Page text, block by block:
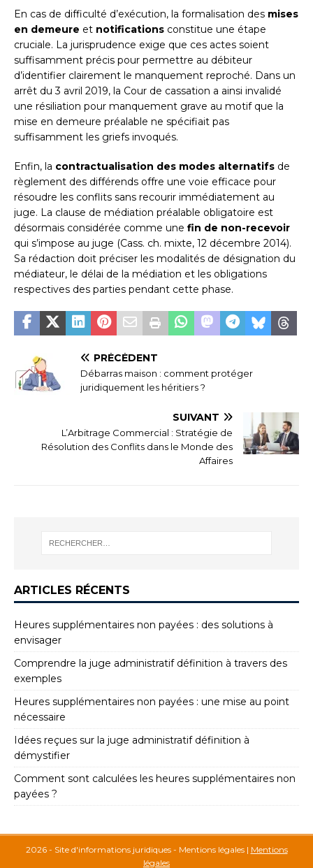
En cas de difficulté d’exécution, la formalisation des mises
en demeure et notifications constitue une étape
cruciale. La jurisprudence exige que ces actes soient
suffisamment précis pour permettre au débiteur
d’identifier clairement le manquement reproché. Dans un
arrêt du 3 avril 2019, la Cour de cassation a ainsi invalidé
une résiliation pour manquement grave au motif que la
mise en demeure préalable ne spécifiait pas
suffisamment les griefs invoqués.
Enfin, la contractualisation des modes alternatifs de
règlement des différends offre une voie efficace pour
résoudre les conflits sans recourir immédiatement au
juge. La clause de médiation préalable obligatoire est
désormais considérée comme une fin de non-recevoir
qui s’impose au juge (Cass. ch. mixte, 12 décembre 2014).
Sa rédaction doit préciser les modalités de désignation du
médiateur, le délai de la médiation et les obligations
respectives des parties pendant cette phase.
PRÉCÉDENT
Débarras maison : comment protéger
juridiquement les héritiers ?
SUIVANT
L’Arbitrage Commercial : Stratégie de
Résolution des Conflits dans le Monde des
Affaires
ARTICLES RÉCENTS
Heures supplémentaires non payées : des solutions à
envisager
Comprendre la juge administratif définition à travers des
exemples
Heures supplémentaires non payées : une mise au point
nécessaire
Idées reçues sur la juge administratif définition à
démystifier
Comment sont calculées les heures supplémentaires non
payées ?
2026 - Site d'informations juridiques - Mentions légales | Mentions
légales